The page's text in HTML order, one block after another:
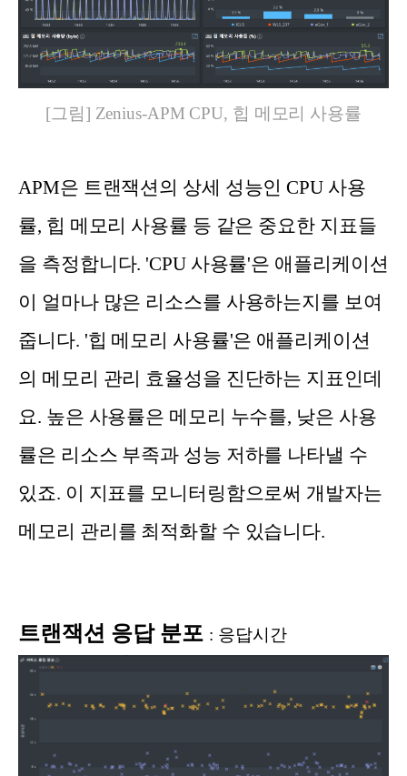
[그림] Zenius-APM CPU, 힙 메모리 사용률
APM은 트랜잭션의 상세 성능인 CPU 사용
률, 힙 메모리 사용률 등 같은 중요한 지표들
을 측정합니다. 'CPU 사용률'은 애플리케이션
이 얼마나 많은 리소스를 사용하는지를 보여
줍니다. '힙 메모리 사용률'은 애플리케이션
의 메모리 관리 효율성을 진단하는 지표인데
요. 높은 사용률은 메모리 누수를, 낮은 사용
률은 리소스 부족과 성능 저하를 나타낼 수
있죠. 이 지표를 모니터링함으로써 개발자는
메모리 관리를 최적화할 수 있습니다.
트랜잭션 응답 분포 : 응답시간